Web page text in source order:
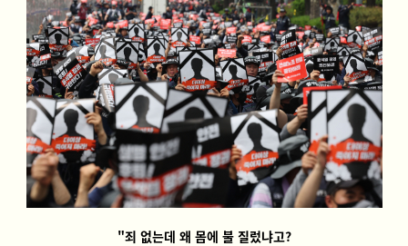
"죄 없는데 왜 몸에 불 질렀냐고?